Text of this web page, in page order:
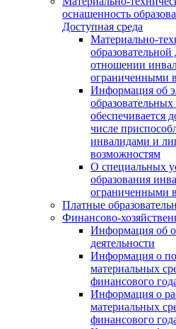
оснащенность
Доступная среда
Материально-
отношении
ограниченными
Информация об
обеспечивается
числе
инвалидами и
возможностям
О специальных
образования
ограниченными
Платные
Финансово-
Информация об
деятельности
Информация о
материальных
финансового
Информация о
материальных
финансового